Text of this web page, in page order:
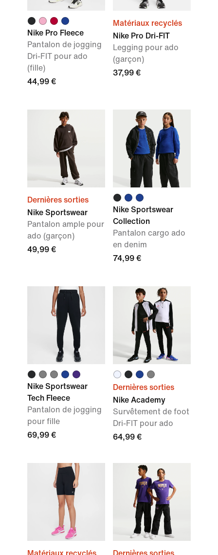
Nike Pro Fleece
Pantalon de jogging
Dri-FIT pour ado
(fille)
44,99 €
Matériaux recyclés
Nike Pro Dri-FIT
Legging pour ado
(garçon)
37,99 €
Dernières sorties
Nike Sportswear
Pantalon ample pour
ado (garçon)
49,99 €
Nike Sportswear
Collection
Pantalon cargo ado
en denim
74,99 €
Nike Sportswear
Tech Fleece
Pantalon de jogging
pour fille
69,99 €
Dernières sorties
Nike Academy
Survêtement de foot
Dri-FIT pour ado
64,99 €